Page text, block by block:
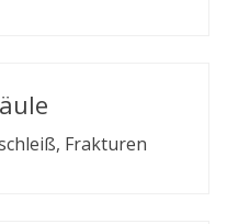
Frakturen